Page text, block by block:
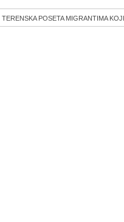
TERENSKA POSETA MIGRANTIMA